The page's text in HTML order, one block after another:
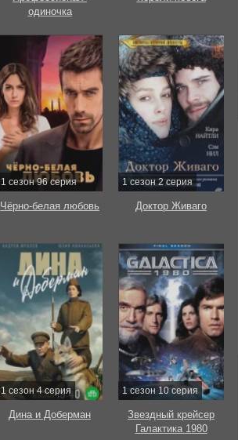
одиночка
1 сезон 96 серия
Чёрно-белая любовь
1 сезон 2 серия
Доктор Живаго
1 сезон 4 серия
Дина и Доберман
1 сезон 10 серия
Звездный крейсер
Галактика 1980